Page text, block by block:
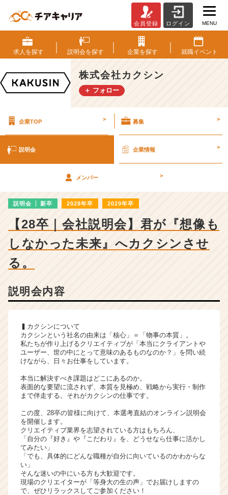
式
会
社
カ
ク
シ
明
細
|
ン
チ
ャ
ー・
成
長
ト
が
届
就
活
サ
イ
チ
ア
キ
リ
ア
会員登録 ログイン MENU
求人を探す 説明会を探す 企業を探す 就職イベント
株式会社カクシン
＋ フォロー
企業TOP > 募集 >
説明会 企業情報 >
メンバー >
説明会 新卒 2028年卒 2029年卒
【28卒｜会社説明会】君が『想像も
しなかった未来』へカクシンさせ
る。
説明会内容
▍カクシンについて
カクシンという社名の由来は「核心」＝「物事の本質」。
私たちが作り上げるクリエイティブが「本当にクライアントや
ユーザー、世の中にとって意味のあるものなのか？」を問い続
けながら、日々お仕事をしています。
本当に解決すべき課題はどこにあるのか。
表面的な要望に流されず、本質を見極め、戦略から実行・制作
まで伴走する。それがカクシンの仕事です。
この度、28卒の皆様に向けて、本選考直結のオンライン説明会
を開催します。
クリエイティブ業界を志望されている方はもちろん、
「自分の『好き』や『こだわり』を、どうせなら仕事に活かし
てみたい」
「でも、具体的にどんな職種が自分に向いているのかわからな
い」
そんな迷いの中にいる方も大歓迎です。
現場のクリエイターが「等身大の生の声」でお届けしますの
で、ぜひリラックスしてご参加ください！